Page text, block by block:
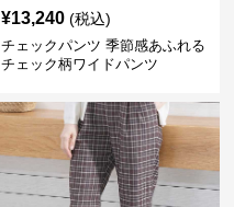
¥13,240 (税込)
チェックパンツ 季節感あふれる
チェック柄ワイドパンツ